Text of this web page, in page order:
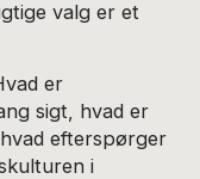
valg er et
er
sigt, hvad er
efterspørger
i